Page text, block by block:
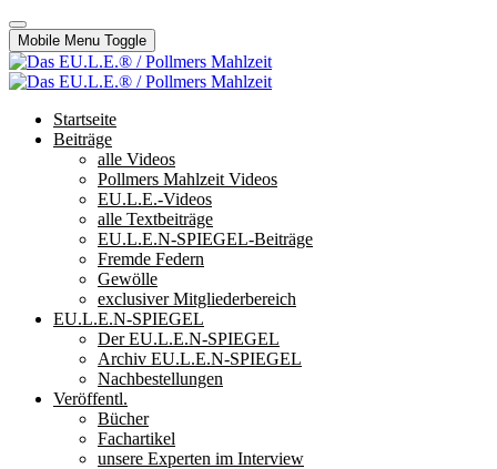
Mobile Menu Toggle
Startseite
Beiträge
alle Videos
Pollmers Mahlzeit Videos
EU.L.E.-Videos
alle Textbeiträge
EU.L.E.N-SPIEGEL-Beiträge
Fremde Federn
Gewölle
exclusiver Mitgliederbereich
EU.L.E.N-SPIEGEL
Der EU.L.E.N-SPIEGEL
Archiv EU.L.E.N-SPIEGEL
Nachbestellungen
Veröffentl.
Bücher
Fachartikel
unsere Experten im Interview